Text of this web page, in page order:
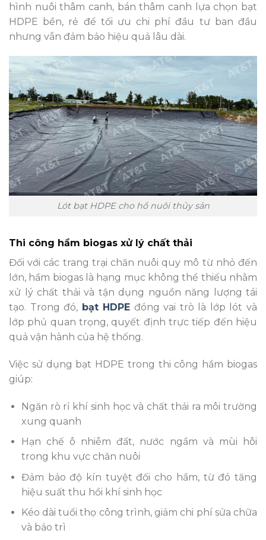
hình nuôi thâm canh, bán thâm canh lựa chọn bạt
HDPE bền, rẻ để tối ưu chi phí đầu tư ban đầu
nhưng vẫn đảm bảo hiệu quả lâu dài.
Lót bạt HDPE cho hồ nuôi thủy sản
Thi công hầm biogas xử lý chất thải
Đối với các trang trại chăn nuôi quy mô từ nhỏ đến
lớn, hầm biogas là hạng mục không thể thiếu nhằm
xử lý chất thải và tận dụng nguồn năng lượng tái
tạo. Trong đó, bạt HDPE đóng vai trò là lớp lót và
lớp phủ quan trọng, quyết định trực tiếp đến hiệu
quả vận hành của hệ thống.
Việc sử dụng bạt HDPE trong thi công hầm biogas
giúp:
Ngăn rò rỉ khí sinh học và chất thải ra môi trường
xung quanh
Hạn chế ô nhiễm đất, nước ngầm và mùi hôi
trong khu vực chăn nuôi
Đảm bảo độ kín tuyệt đối cho hầm, từ đó tăng
hiệu suất thu hồi khí sinh học
Kéo dài tuổi thọ công trình, giảm chi phí sửa chữa
và bảo trì